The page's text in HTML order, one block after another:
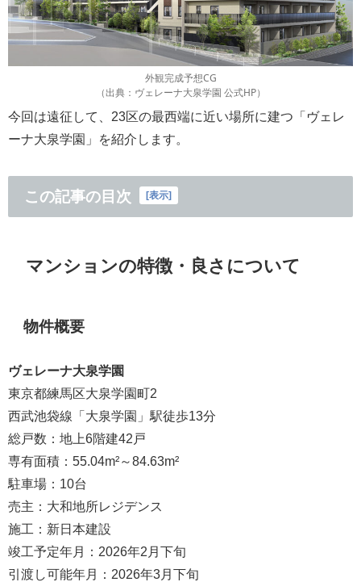
外観完成予想CG
（出典：ヴェレーナ大泉学園 公式HP）
今回は遠征して、23区の最西端に近い場所に建つ「ヴェレ
ーナ大泉学園」を紹介します。
この記事の目次 表示
マンションの特徴・良さについて
物件概要
ヴェレーナ大泉学園
東京都練馬区大泉学園町2
西武池袋線「大泉学園」駅徒歩13分
総戸数：地上6階建42戸
専有面積：55.04m²～84.63m²
駐車場：10台
売主：大和地所レジデンス
施工：新日本建設
竣工予定年月：2026年2月下旬
引渡し可能年月：2026年3月下旬